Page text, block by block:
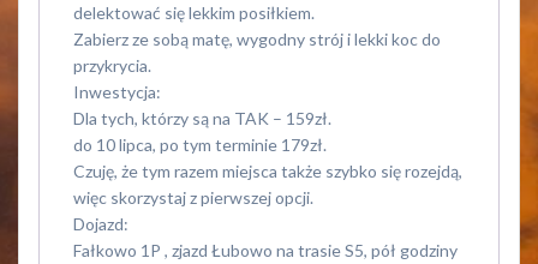
delektować się lekkim posiłkiem.
Zabierz ze sobą matę, wygodny strój i lekki koc do
przykrycia.
Inwestycja:
Dla tych, którzy są na TAK – 159zł.
do 10 lipca, po tym terminie 179zł.
Czuję, że tym razem miejsca także szybko się rozejdą,
więc skorzystaj z pierwszej opcji.
Dojazd:
Fałkowo 1P , zjazd Łubowo na trasie S5, pół godziny